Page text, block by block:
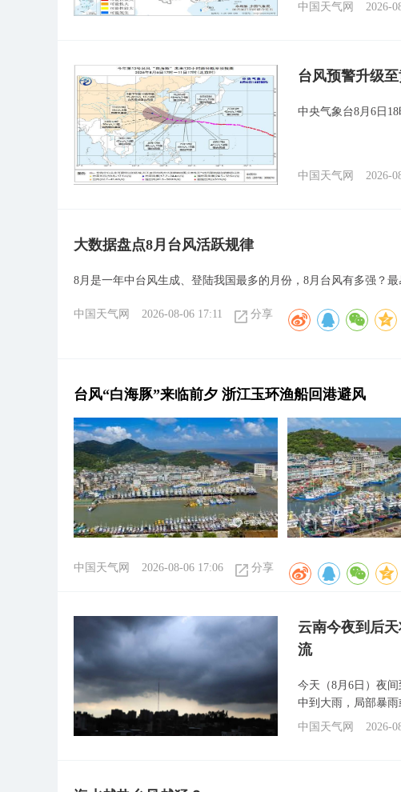
中国天气网 2026-
台风预警升级
中央气象台8月6日
中国天气网 2026-
大数据盘点8月台风活跃规律
8月是一年中台风生成、登陆我国最多的月份，8月台风有多强？
中国天气网 2026-08-06 17:11 分享
台风“白海豚”来临前夕 浙江玉环渔船回港避风
中国天气网 2026-08-06 17:06 分享
云南今夜到后
流
今天（8月6日）夜
中到大雨，局部暴雨
中国天气网
2026-